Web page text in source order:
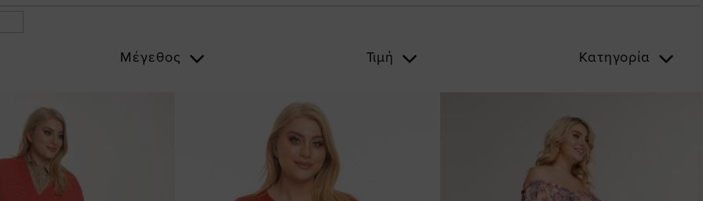
Μέγεθος Τιμή Κατηγορία